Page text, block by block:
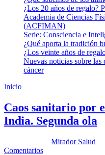
¿Los 20 años de regalo?
Academia de Ciencias
(ACFIMAN)
Serie: Consciencia e
¿Qué aporta la tradición
¿Los veinte años de
Nuevas noticias sobre las
cáncer
Inicio
Caos sanitario por
India. Segunda ola
Mirador Salud
Comentarios